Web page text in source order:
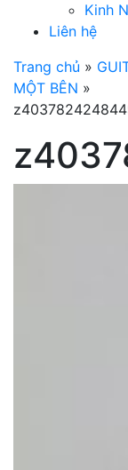
Kinh
Liên hệ
Trang chủ »
MỘT BÊN »